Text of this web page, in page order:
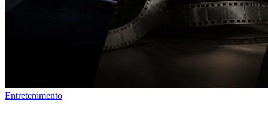
Entretenimento